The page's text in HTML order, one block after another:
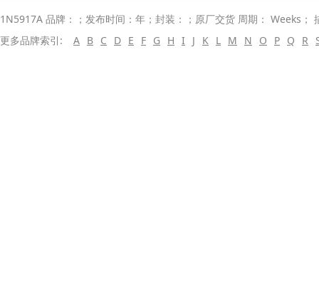
1N5917A 品牌：；发布时间：年；封装：；原厂交货 周期： Weeks；
更多品牌索引:
A B C D E F G H I J K L M N O P Q R